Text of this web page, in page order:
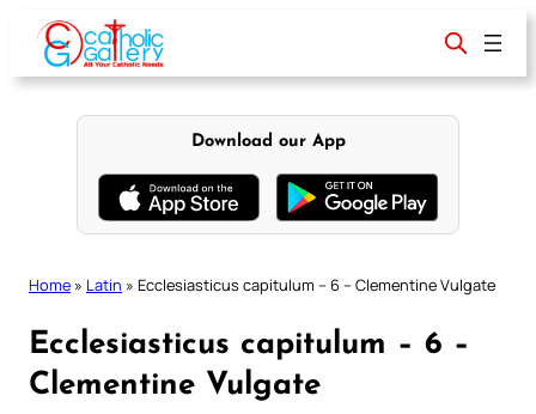
content
Download our App
Home » Latin » Ecclesiasticus capitulum – 6 – Clementine Vulgate
Ecclesiasticus capitulum – 6 –
Clementine Vulgate